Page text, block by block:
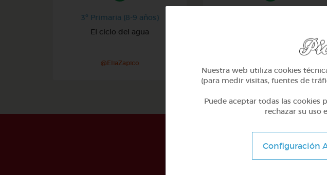
3º Primaria (8-9 años)
El ciclo del agua
@EliaZapico
Nuestra web utiliza cookies
(para medir visitas, fuentes de
Puede aceptar todas las cookies
rechazar su uso
Configuración